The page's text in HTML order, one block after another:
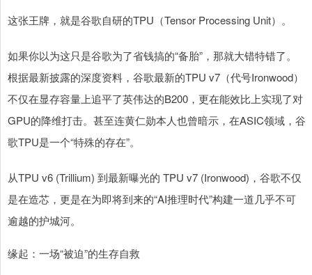
这张王牌，就是谷歌自研的TPU（Tensor Processing Unit）。
如果你以为这只是谷歌为了省钱搞的“备胎”，那就大错特错了。
根据最新披露的深度资料，谷歌最新的TPU v7（代号Ironwood）
不仅在显存容量上追平了英伟达的B200，更在能效比上实现了对
GPU的降维打击。甚至连黄仁勋本人也曾暗示，在ASIC领域，谷
歌TPU是一个“特殊的存在”。
从TPU v6 (Trillium) 到最新曝光的 TPU v7 (Ironwood)，谷歌不仅
是在造芯，更是在为即将到来的“AI推理时代”构建一道几乎不可
逾越的护城河。
缘起：一场“被迫”的生存自救